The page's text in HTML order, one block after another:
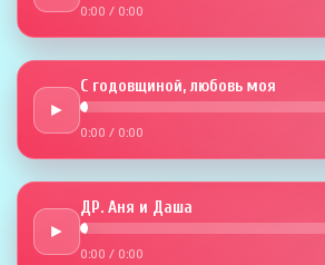
0:00 / 0:00
►
С годовщиной, любовь моя
0:00 / 0:00
►
ДР. Аня и Даша
0:00 / 0:00